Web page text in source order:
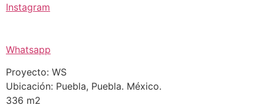
Instagram
Whatsapp
Proyecto: WS
Ubicación: Puebla, Puebla. México.
336 m2